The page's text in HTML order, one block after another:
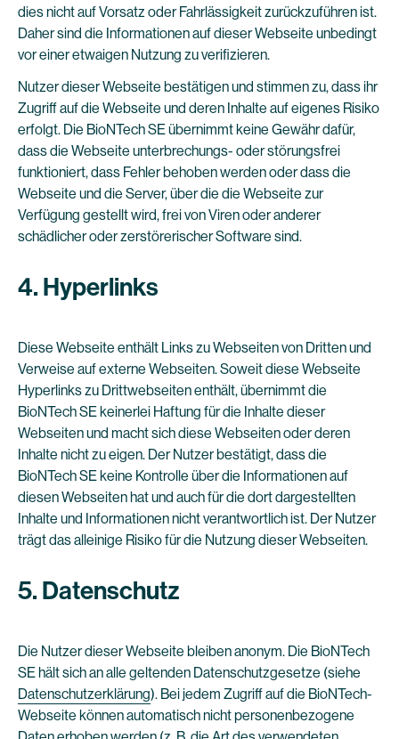
dies nicht auf Vorsatz oder Fahrlässigkeit zurückzuführen ist.
Daher sind die Informationen auf dieser Webseite unbedingt
vor einer etwaigen Nutzung zu verifizieren.
Nutzer dieser Webseite bestätigen und stimmen zu, dass ihr
Zugriff auf die Webseite und deren Inhalte auf eigenes Risiko
erfolgt. Die BioNTech SE übernimmt keine Gewähr dafür,
dass die Webseite unterbrechungs- oder störungsfrei
funktioniert, dass Fehler behoben werden oder dass die
Webseite und die Server, über die die Webseite zur
Verfügung gestellt wird, frei von Viren oder anderer
schädlicher oder zerstörerischer Software sind.
4. Hyperlinks
Diese Webseite enthält Links zu Webseiten von Dritten und
Verweise auf externe Webseiten. Soweit diese Webseite
Hyperlinks zu Drittwebseiten enthält, übernimmt die
BioNTech SE keinerlei Haftung für die Inhalte dieser
Webseiten und macht sich diese Webseiten oder deren
Inhalte nicht zu eigen. Der Nutzer bestätigt, dass die
BioNTech SE keine Kontrolle über die Informationen auf
diesen Webseiten hat und auch für die dort dargestellten
Inhalte und Informationen nicht verantwortlich ist. Der Nutzer
trägt das alleinige Risiko für die Nutzung dieser Webseiten.
5. Datenschutz
Die Nutzer dieser Webseite bleiben anonym. Die BioNTech
SE hält sich an alle geltenden Datenschutzgesetze (siehe
Datenschutzerklärung). Bei jedem Zugriff auf die BioNTech-
Webseite können automatisch nicht personenbezogene